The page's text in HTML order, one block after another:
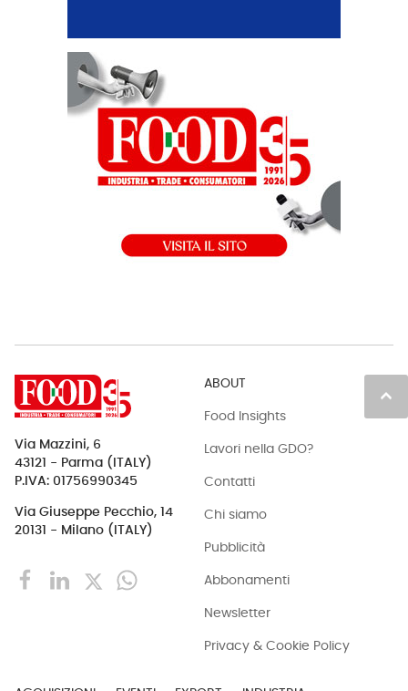
keyboard_arrow_up
Via Mazzini, 6
43121 - Parma (ITALY)
P.IVA: 01756990345
Via Giuseppe Pecchio, 14
20131 - Milano (ITALY)
ABOUT
Food Insights
Lavori nella GDO?
Contatti
Chi siamo
Pubblicità
Abbonamenti
Newsletter
Privacy & Cookie Policy